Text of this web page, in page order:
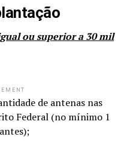
ou superior a 30 mil
de antenas nas
Federal (no mínimo 1